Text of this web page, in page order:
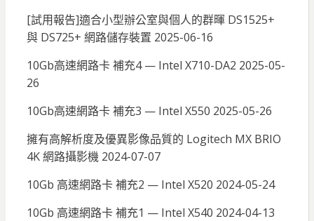
[試用報告]適合小型辦公室與個人的群暉 DS1525+
與 DS725+ 網路儲存裝置 2025-06-16
10Gb高速網路卡 補充4 — Intel X710-DA2 2025-05-
26
10Gb高速網路卡 補充3 — Intel X550 2025-05-26
擁有高解析度及優異影像品質的 Logitech MX BRIO
4K 網路攝影機 2024-07-07
10Gb 高速網路卡 補充2 — Intel X520 2024-05-24
10Gb 高速網路卡 補充1 — Intel X540 2024-04-13